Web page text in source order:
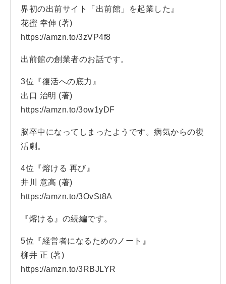
界初の出前サイト「出前館」を起業した』
花蜜 幸伸 (著)
https://amzn.to/3zVP4f8
出前館の創業者のお話です。
3位『復活への底力』
出口 治明 (著)
https://amzn.to/3ow1yDF
脳卒中になってしまったようです。病気からの復
活劇。
4位『熔ける 再び』
井川 意高 (著)
https://amzn.to/3OvSt8A
『熔ける』の続編です。
5位『経営者になるためのノート』
柳井 正 (著)
https://amzn.to/3RBJLYR